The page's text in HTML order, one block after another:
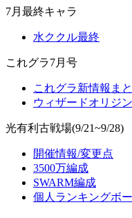
7月最終キャラ
水ククル最終
これグラ7月号
これグラ新情報ま
ウィザードオリジン
光有利古戦場(9/21~9/28)
開催情報/変更点
3500万編成
SWARM編成
個人ランキングボ